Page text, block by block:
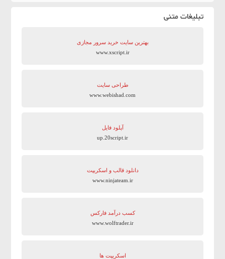
تبلیغات متنی
بهترین سایت‌ خرید سرور مجازی
www.xscript.ir
طراحی سایت
www.webishad.com
آپلود فایل
up.20script.ir
دانلود قالب و اسکریپت
www.ninjateam.ir
کسب درآمد فارکس
www.wolftrader.ir
اسکریپت ها